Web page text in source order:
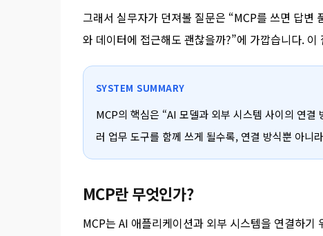
그래서 실무자가 던져볼 질문은 “MCP를 쓰면 답변
와 데이터에 접근해도 괜찮을까?”에 가깝습니다.
SYSTEM SUMMARY
MCP의 핵심은 “AI 모델과 외부 시스템 사이의 연
러 업무 도구를 함께 쓰게 될수록, 연결 방식뿐 아니
MCP란 무엇인가?
MCP는 AI 애플리케이션과 외부 시스템을 연결하